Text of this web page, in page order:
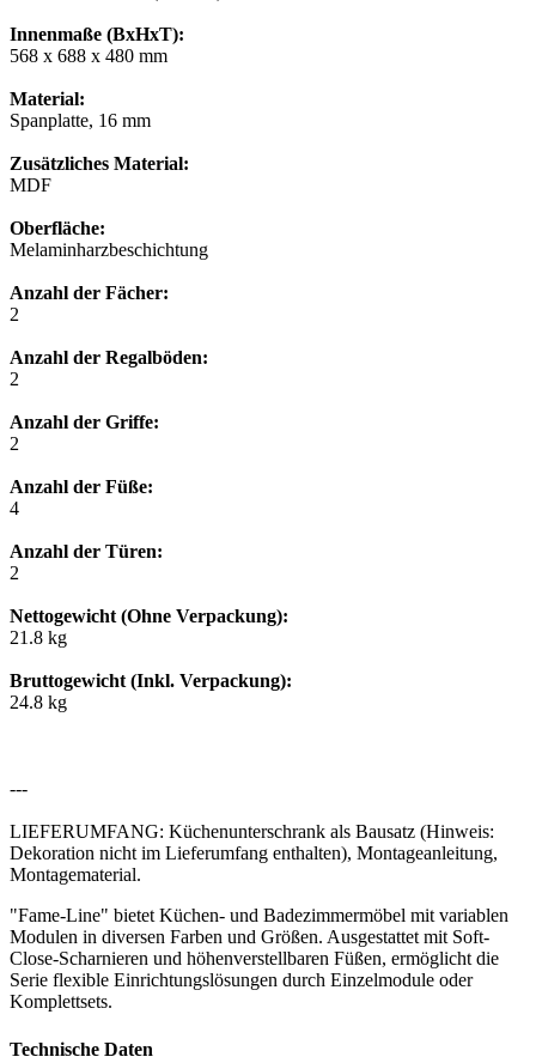
Innenmaße (BxHxT):
568 x 688 x 480 mm
Material:
Spanplatte, 16 mm
Zusätzliches Material:
MDF
Oberfläche:
Melaminharzbeschichtung
Anzahl der Fächer:
2
Anzahl der Regalböden:
2
Anzahl der Griffe:
2
Anzahl der Füße:
4
Anzahl der Türen:
2
Nettogewicht (Ohne Verpackung):
21.8 kg
Bruttogewicht (Inkl. Verpackung):
24.8 kg
---
LIEFERUMFANG: Küchenunterschrank als Bausatz (Hinweis:
Dekoration nicht im Lieferumfang enthalten), Montageanleitung,
Montagematerial.
"Fame-Line" bietet Küchen- und Badezimmermöbel mit variablen
Modulen in diversen Farben und Größen. Ausgestattet mit Soft-
Close-Scharnieren und höhenverstellbaren Füßen, ermöglicht die
Serie flexible Einrichtungslösungen durch Einzelmodule oder
Komplettsets.
Technische Daten